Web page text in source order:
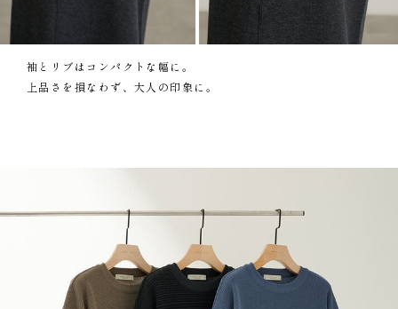
袖とリブはコンパクトな幅に。
上品さを損なわず、大人の印象に。